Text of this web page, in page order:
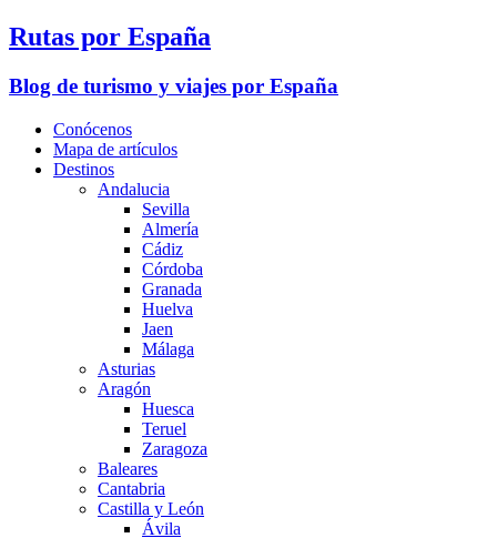
Rutas por España
Blog de turismo y viajes por España
Conócenos
Mapa de artículos
Destinos
Andalucia
Sevilla
Almería
Cádiz
Córdoba
Granada
Huelva
Jaen
Málaga
Asturias
Aragón
Huesca
Teruel
Zaragoza
Baleares
Cantabria
Castilla y León
Ávila